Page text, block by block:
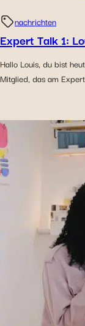
nachrichten
Expert Talk 1:
Hallo Louis, du bist
Mitglied, das am